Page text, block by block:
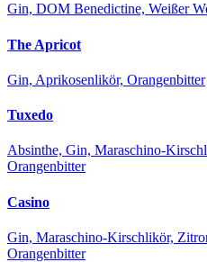
Gin, DOM Benedictine, Weißer
The Apricot
Gin, Aprikosenlikör, Orangenbitter
Tuxedo
Absinthe, Gin, Maraschino-
Orangenbitter
Casino
Gin, Maraschino-Kirschlikör,
Orangenbitter